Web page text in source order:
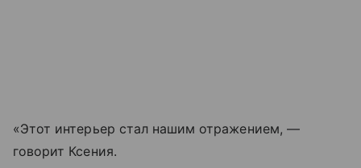
«Этот интерьер стал нашим отражением, —
говорит Ксения.